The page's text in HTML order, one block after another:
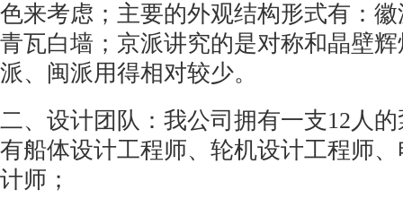
色来考虑；主要的外观结构形式有：
青瓦白墙；京派讲究的是对称和晶壁
派、闽派用得相对较少。
二、设计团队：我公司拥有一支12人
有船体设计工程师、轮机设计工程师
计师；